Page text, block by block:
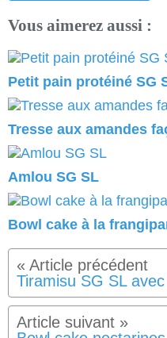
Vous aimerez aussi :
Petit pain protéiné SG
Tresse aux amandes
Amlou SG SL
Bowl cake à la
Tiramisu SG SL